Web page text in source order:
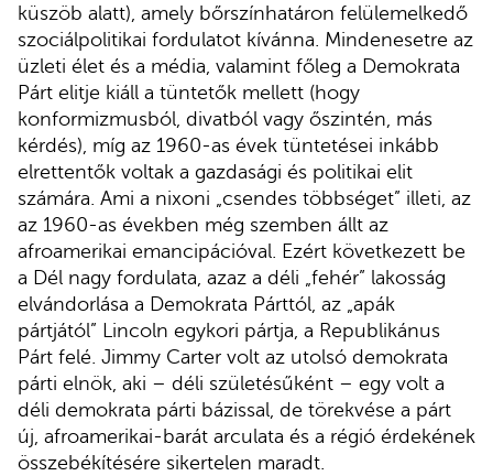
küszöb alatt), amely bőrszínhatáron felülemelkedő
szociálpolitikai fordulatot kívánna. Mindenesetre az
üzleti élet és a média, valamint főleg a Demokrata
Párt elitje kiáll a tüntetők mellett (hogy
konformizmusból, divatból vagy őszintén, más
kérdés), míg az 1960-as évek tüntetései inkább
elrettentők voltak a gazdasági és politikai elit
számára. Ami a nixoni „csendes többséget” illeti, az
az 1960-as években még szemben állt az
afroamerikai emancipációval. Ezért következett be
a Dél nagy fordulata, azaz a déli „fehér” lakosság
elvándorlása a Demokrata Párttól, az „apák
pártjától” Lincoln egykori pártja, a Republikánus
Párt felé. Jimmy Carter volt az utolsó demokrata
párti elnök, aki – déli születésűként – egy volt a
déli demokrata párti bázissal, de törekvése a párt
új, afroamerikai-barát arculata és a régió érdekének
összebékítésére sikertelen maradt.